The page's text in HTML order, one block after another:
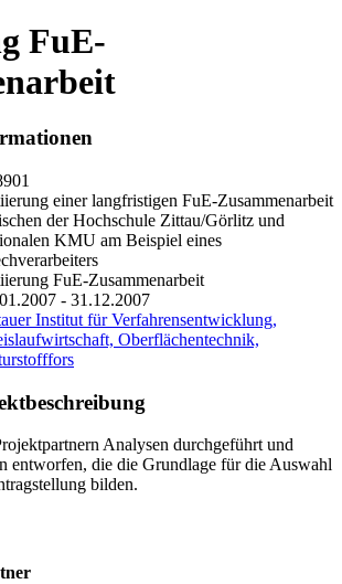
FuE-
einer langfristigen FuE-Zusammenarbeit
der Hochschule Zittau/Görlitz und
KMU am Beispiel eines
FuE-Zusammenarbeit
- 31.12.2007
Institut für Verfahrensentwicklung,
Oberflächentechnik,
Analysen durchgeführt und
entworfen, die die Grundlage für die Auswahl
bilden.